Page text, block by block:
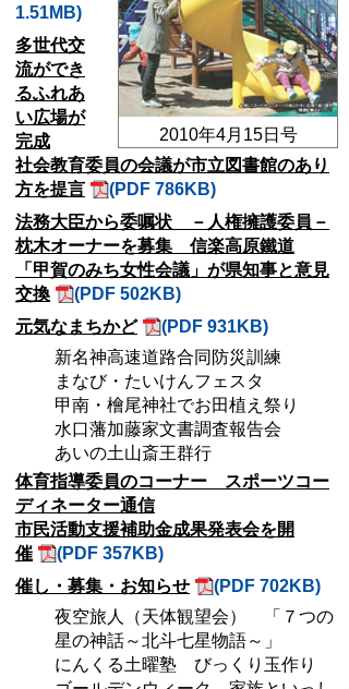
2010年4月15日号
1.51MB)
多世代交
流ができ
るふれあ
い広場が
完成
社会教育委員の会議が市立図書館のあり
方を提言
(PDF 786KB)
法務大臣から委嘱状 －人権擁護委員－
枕木オーナーを募集 信楽高原鐵道
「甲賀のみち女性会議」が県知事と意見
交換
(PDF 502KB)
元気なまちかど
(PDF 931KB)
新名神高速道路合同防災訓練
まなび・たいけんフェスタ
甲南・檜尾神社でお田植え祭り
水口藩加藤家文書調査報告会
あいの土山斎王群行
体育指導委員のコーナー スポーツコー
ディネーター通信
市民活動支援補助金成果発表会を開
催
(PDF 357KB)
催し・募集・お知らせ
(PDF 702KB)
夜空旅人（天体観望会） 「７つの
星の神話～北斗七星物語～」
にんくる土曜塾 びっくり玉作り